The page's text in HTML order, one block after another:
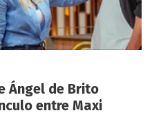
Ángel de Brito
entre Maxi